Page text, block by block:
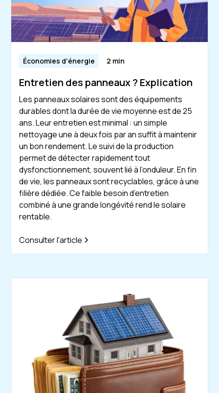
Économies d'énergie 2 min
Entretien des panneaux ? Explication
Les panneaux solaires sont des équipements
durables dont la durée de vie moyenne est de 25
ans. Leur entretien est minimal : un simple
nettoyage une à deux fois par an suffit à maintenir
un bon rendement. Le suivi de la production
permet de détecter rapidement tout
dysfonctionnement, souvent lié à l’onduleur. En fin
de vie, les panneaux sont recyclables, grâce à une
filière dédiée. Ce faible besoin d’entretien
combiné à une grande longévité rend le solaire
rentable.
Consulter l'article